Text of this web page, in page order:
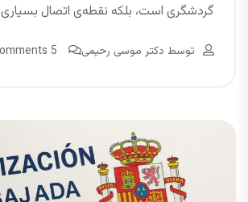
گردشگری است، بلکه نقطه‌ی اتصال بسیاری
توسط دکتر موسی رحیمی 5 Comments